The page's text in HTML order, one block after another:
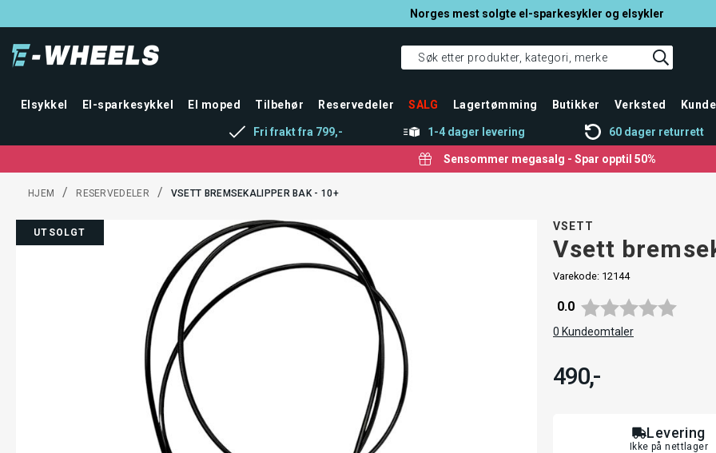
Norges mest solgte el-sparkesykler og elsykler
Elsykkel El-sparkesykkel El moped Tilbehør Reservedeler SALG Lagertømming Butikker Verksted
Fri frakt fra 799,- 1-4 dager levering 60 dager returrett
Sensommer megasalg - Spar opptil 50%
HJEM / RESERVEDELER / VSETT BREMSEKALIPPER BAK - 10+
UTSOLGT VSETT
Vsett
Varekode: 12144
Gjennomsnittskarakter:
0.0
0 Kundeomtaler
490,-
Levering
Ikke på nettlager